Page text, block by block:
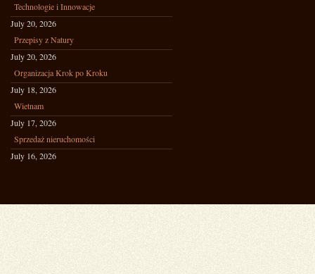
Technologie i Innowacje
July 20, 2026
Przepisy z Natury
July 20, 2026
Organizacja Krok po Kroku
July 18, 2026
Wietnam
July 17, 2026
Sprzedaż nieruchomości
July 16, 2026